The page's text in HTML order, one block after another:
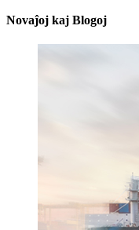
Novaĵoj kaj Blogoj